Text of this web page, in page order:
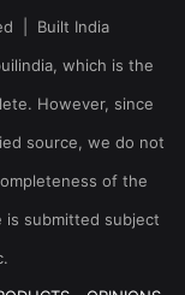
| Built India
which is the
However, since
source, we do not
of the
is submitted subject